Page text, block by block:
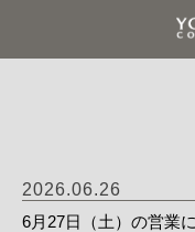
2026.06.26
6月27日（土）の営業